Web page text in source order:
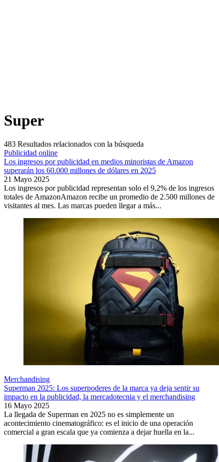
Super
483 Resultados relacionados con la búsqueda
Publicidad online
Los ingresos por publicidad en medios minoristas de Amazon
superarán los 60.000 millones de dólares en 2025
21 Mayo 2025
Los ingresos por publicidad representan solo el 9,2% de los ingresos
totales de AmazonAmazon recibe un promedio de 2.500 millones de
visitantes al mes. Las marcas pueden llegar a más...
Merchandising
Superman 2025: Los superpoderes de la marca ya deja sentir su
impacto en la publicidad, la mercadotecnia y el merchandising
16 Mayo 2025
La llegada de Superman en 2025 no es simplemente un
acontecimiento cinematográfico: es el inicio de una operación
comercial a gran escala que ya comienza a dejar huella en la...